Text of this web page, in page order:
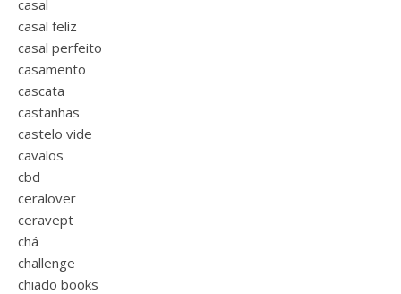
casal
casal feliz
casal perfeito
casamento
cascata
castanhas
castelo vide
cavalos
cbd
ceralover
ceravept
chá
challenge
chiado books